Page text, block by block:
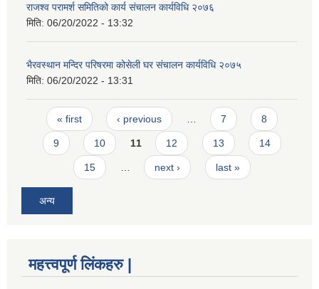
राजश्व परामर्श समितिको कार्य संचालन कार्यविधि २०७६
मिति: 06/20/2022 - 13:32
भैरवस्थान मन्दिर परिषरमा कोसेली घर संचालन कार्यविधि २०७५
मिति: 06/20/2022 - 13:31
Pages
« first ‹ previous … 7 8
9 10 11 12 13 14
15 … next › last »
अन्य
महत्त्वपूर्ण लिंकहरु |